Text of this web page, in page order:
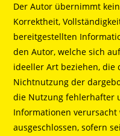
Der Autor übernimmt
Korrektheit,
bereitgestellten
den Autor, welche sich
ideeller Art beziehen,
Nichtnutzung der
die Nutzung fehlerhafter
Informationen
ausgeschlossen, sofern